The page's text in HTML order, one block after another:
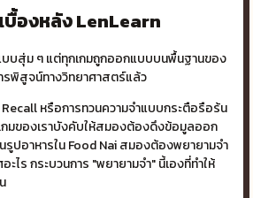
บื้องหลัง LenLearn
แบบสุ่ม ๆ แต่ทุกเกมถูกออกแบบบนพื้นฐานของ
รพิสูจน์ทางวิทยาศาสตร์แล้ว
หรือการทวนความจำแบบกระตือรือร้น
กมของเราบังคับให้สมองต้องดึงข้อมูลออก
รูปอาหารใน Food Nai สมองต้องพยายามจำ
ะไร กระบวนการ "พยายามจำ" นี้เองที่ทำให้